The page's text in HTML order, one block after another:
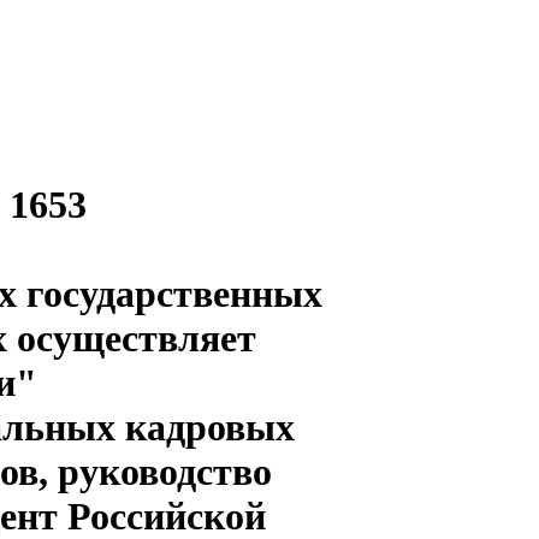
осуществляет
кадровых
руководство
Российской